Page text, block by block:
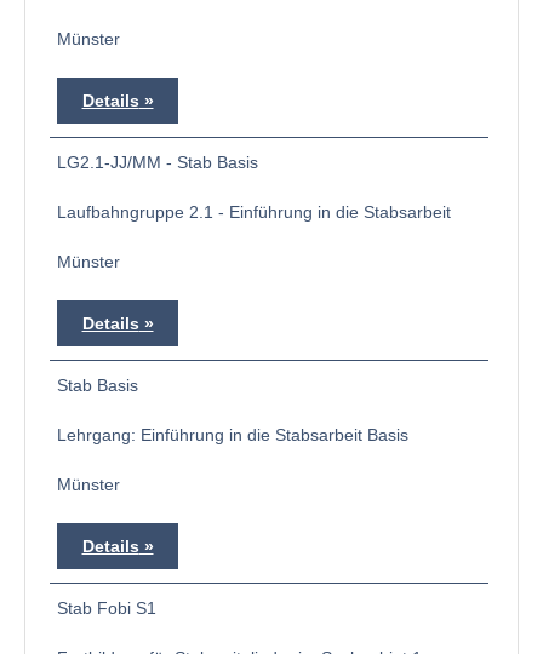
Münster
Details
LG2.1-JJ/MM - Stab Basis
Laufbahngruppe 2.1 - Einführung in die Stabsarbeit
Münster
Details
Stab Basis
Lehrgang: Einführung in die Stabsarbeit Basis
Münster
Details
Stab Fobi S1